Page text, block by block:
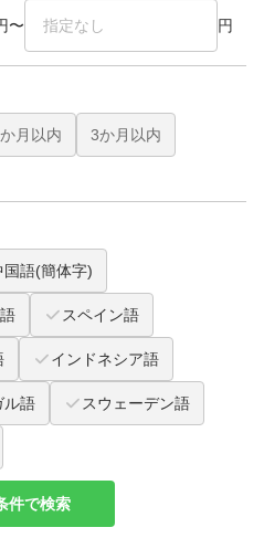
〜 円
月以内 3か月以内
国語(簡体字)
スペイン語
インドネシア語
ル語 スウェーデン語
件で検索